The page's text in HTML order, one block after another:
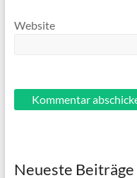
Website
Neueste Beiträge